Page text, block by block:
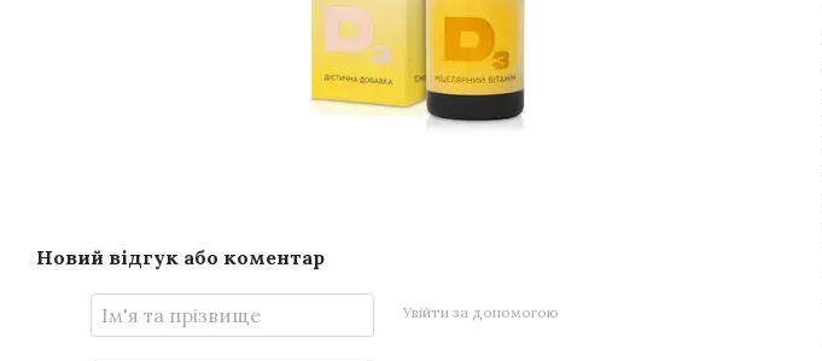
Новий відгук або коментар
Увійти за допомогою